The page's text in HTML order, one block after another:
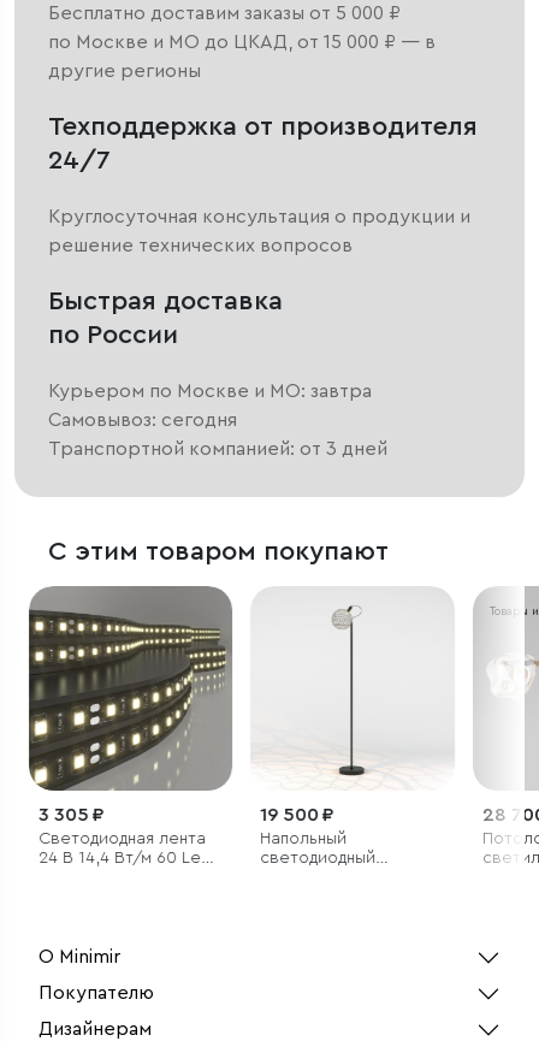
Бесплатно доставим заказы от 5 000 ₽
по Москве и МО до ЦКАД, от 15 000 ₽ — в
другие регионы
Техподдержка от производителя
24/7
Круглосуточная консультация о продукции и
решение технических вопросов
Быстрая доставка
по России
Курьером по Москве и МО: завтра
Самовывоз: сегодня
Транспортной компанией: от 3 дней
С этим товаром покупают
3 305 ₽
Светодиодная лента
24 В 14,4 Вт/м 60 Led/
19 500 ₽
Напольный
светодиодный
Товары
28
О Minimir
Покупателю
Дизайнерам